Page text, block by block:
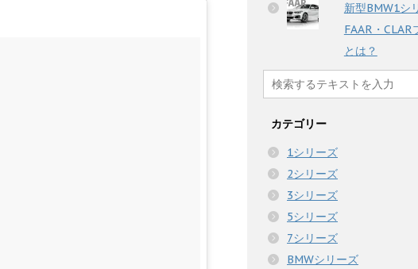
新型BMW1シ
FAAR・CLAR
とは？
カテゴリー
1シリーズ
2シリーズ
3シリーズ
5シリーズ
7シリーズ
BMWシリーズ